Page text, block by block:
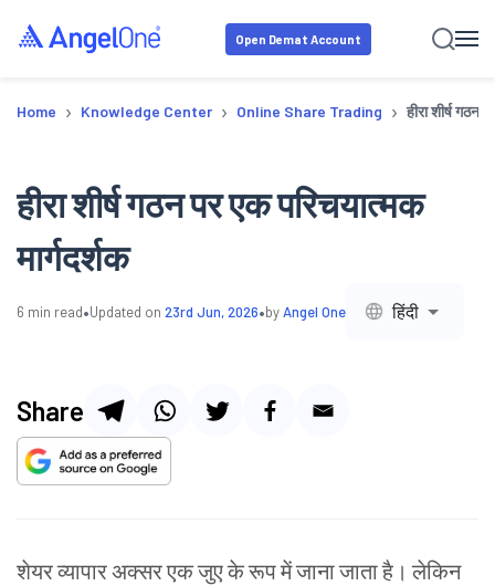
Open Demat Account
Home › Knowledge Center › Online Share Trading › हीरा शीर्ष गठन
हीरा शीर्ष गठन पर एक परिचयात्मक
मार्गदर्शक
6 min read•Updated on 23rd Jun, 2026•byAngel One हिंदी
Share
शेयर व्यापारअक्सरएकजुएकेरूपमेंजानाजाताहै। लेकिन